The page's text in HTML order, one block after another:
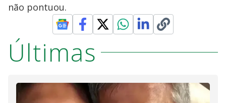
não pontuou.
Últimas